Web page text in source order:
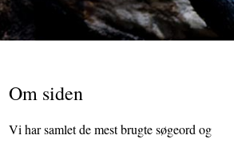
Om siden
Vi har samlet de mest brugte søgeord og